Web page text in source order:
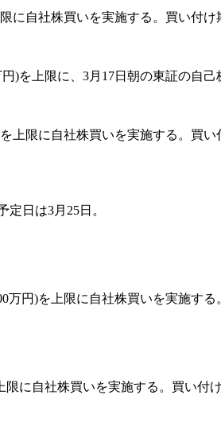
自社株買いを実施する。買い付け
)を上限に、3月17日朝の東証の自
上限に自社株買いを実施する。買
日は3月25日。
円)を上限に自社株買いを実施する
に自社株買いを実施する。買い付